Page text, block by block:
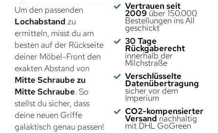
Um den passenden
Lochabstand zu
ermitteln, misst du am
besten auf der Rückseite
deiner Möbel-Front den
exakten Abstand von
Mitte Schraube zu
Mitte Schraube. So
stellst du sicher, dass
deine neuen Griffe
galaktisch genau passen!
Vertrauen seit
2009 über 150.000
Bestellungen ins All
geschickt
30 Tage
Rückgaberecht
innerhalb der
Milchstraße
Verschlüsselte
Datenübertragung
sicher vor dem
Imperium
CO2-kompensierter
Versand nachhaltig
mit DHL GoGreen